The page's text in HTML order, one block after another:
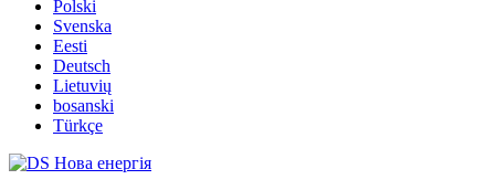
Polski
Svenska
Eesti
Deutsch
Lietuvių
bosanski
Türkçe